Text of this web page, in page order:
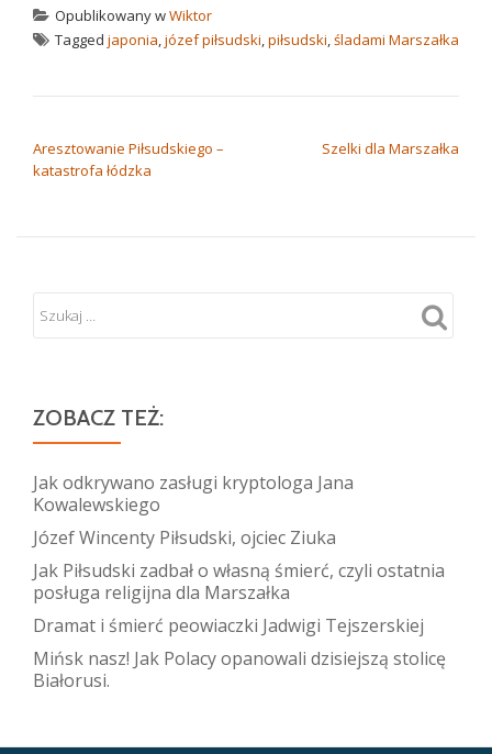
Opublikowany wWiktor
Tagged japonia,józef piłsudski,piłsudski,śladami Marszałka
Aresztowanie Piłsudskiego –
katastrofa łódzka
Szelki dla Marszałka
ZOBACZ TEŻ:
Jak odkrywano zasługi kryptologa Jana
Kowalewskiego
Józef Wincenty Piłsudski, ojciec Ziuka
Jak Piłsudski zadbał o własną śmierć, czyli ostatnia
posługa religijna dla Marszałka
Dramat i śmierć peowiaczki Jadwigi Tejszerskiej
Mińsk nasz! Jak Polacy opanowali dzisiejszą stolicę
Białorusi.